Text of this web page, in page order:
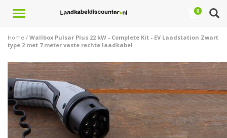
Toggle
0
Home / Wallbox Pulsar Plus 22 kW - Complete Kit - EV Laadstation Zwart
type 2 met 7 meter vaste rechte laadkabel